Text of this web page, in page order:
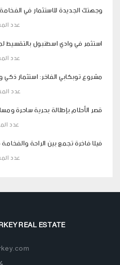
وجهتك الجديدة للاستثمار في
2888
استثمر في وادي اسطنبول بالتقسيط
2839
2842
3147
2799
REAL ESTATE